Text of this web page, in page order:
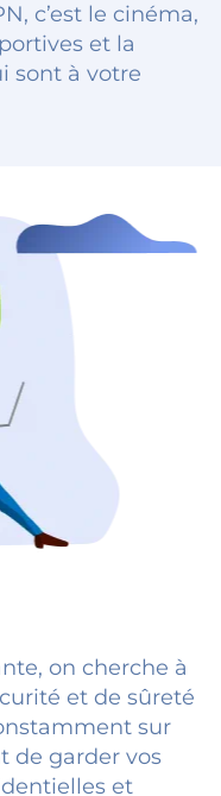
c’est le cinéma,
et la
sont à votre
on cherche à
et de sûreté
sur
de garder vos
et